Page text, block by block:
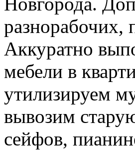
разнорабочих,
Аккуратно
мебели в
утилизируем
вывозим
сейфов,